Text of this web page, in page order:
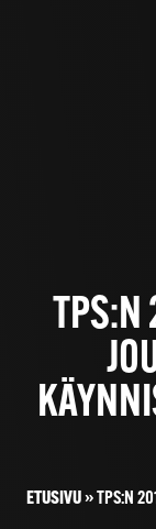
TPS:N
ETUSIVU»TPS:N